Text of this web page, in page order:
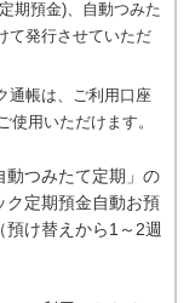
期預金)、自動つみた
て発行させていただ
通帳は、ご利用口座
使用いただけます。
つみたて定期」の
ク定期預金自動お預
け替えから1～2週